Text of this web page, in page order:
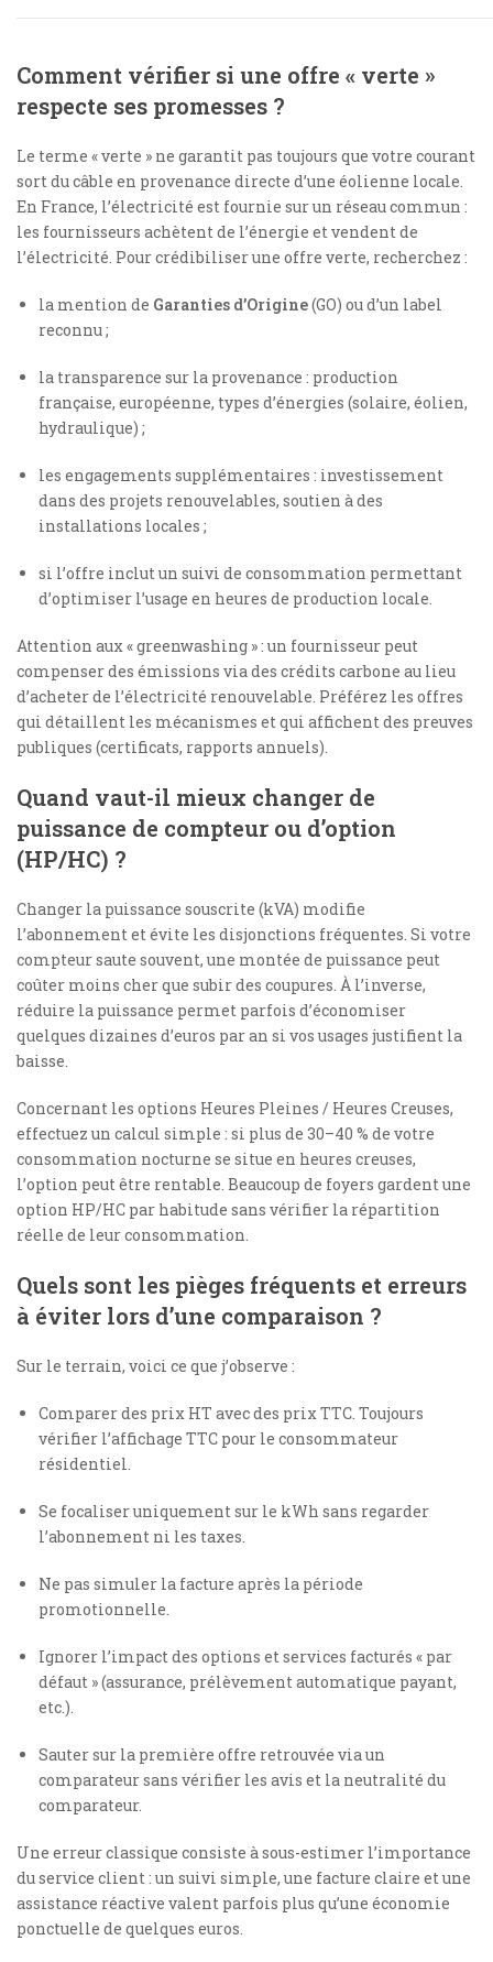
Comment vérifier si une offre « verte »
respecte ses promesses ?
Le terme « verte » ne garantit pas toujours que votre courant
sort du câble en provenance directe d’une éolienne locale.
En France, l’électricité est fournie sur un réseau commun :
les fournisseurs achètent de l’énergie et vendent de
l’électricité. Pour crédibiliser une offre verte, recherchez :
la mention de Garanties d’Origine(GO) ou d’un label
reconnu ;
la transparence sur la provenance : production
française, européenne, types d’énergies (solaire, éolien,
hydraulique) ;
les engagements supplémentaires : investissement
dans des projets renouvelables, soutien à des
installations locales ;
si l’offre inclut un suivi de consommation permettant
d’optimiser l’usage en heures de production locale.
Attention aux « greenwashing » : un fournisseur peut
compenser des émissions via des crédits carbone au lieu
d’acheter de l’électricité renouvelable. Préférez les offres
qui détaillent les mécanismes et qui affichent des preuves
publiques (certificats, rapports annuels).
Quand vaut-il mieux changer de
puissance de compteur ou d’option
(HP/HC) ?
Changer la puissance souscrite (kVA) modifie
l’abonnement et évite les disjonctions fréquentes. Si votre
compteur saute souvent, une montée de puissance peut
coûter moins cher que subir des coupures. À l’inverse,
réduire la puissance permet parfois d’économiser
quelques dizaines d’euros par an si vos usages justifient la
baisse.
Concernant les options Heures Pleines / Heures Creuses,
effectuez un calcul simple : si plus de 30–40 % de votre
consommation nocturne se situe en heures creuses,
l’option peut être rentable. Beaucoup de foyers gardent une
option HP/HC par habitude sans vérifier la répartition
réelle de leur consommation.
Quels sont les pièges fréquents et erreurs
à éviter lors d’une comparaison ?
Sur le terrain, voici ce que j’observe :
Comparer des prix HT avec des prix TTC. Toujours
vérifier l’affichage TTC pour le consommateur
résidentiel.
Se focaliser uniquement sur le kWh sans regarder
l’abonnement ni les taxes.
Ne pas simuler la facture après la période
promotionnelle.
Ignorer l’impact des options et services facturés « par
défaut » (assurance, prélèvement automatique payant,
etc.).
Sauter sur la première offre retrouvée via un
comparateur sans vérifier les avis et la neutralité du
comparateur.
Une erreur classique consiste à sous-estimer l’importance
du service client : un suivi simple, une facture claire et une
assistance réactive valent parfois plus qu’une économie
ponctuelle de quelques euros.